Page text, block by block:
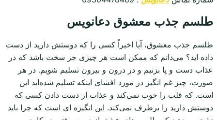
طلسم جذب معشوق دعانویس
طلسم جذب معشوق، آیا اخیراً کسی را که دوستش دارید از دست
داده اید؟ می‌دانم که ممکن است هر چیزی جز سخت باشد که در
عذاب دست و پا بزنیم و در درون و بیرون تسلیم شویم. در هر
صورت، چیز غم انگیز در مورد افشای اینکه تسلیم شده‌اید این
است. که قلب را خوب نمی‌کند و عذاب از دست دادن کسی که
دوستش دارید را برطرف نمی‌کند. این انگیزه ای است که چرا باید